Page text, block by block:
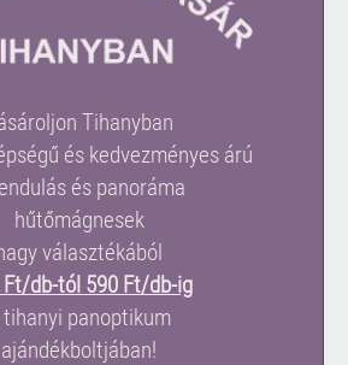
Tihanyban
és kedvezményes árú
és panoráma
hűtőmágnesek
választékából
Ft/db-tól 590 Ft/db-ig
tihanyi panoptikum
ajándékboltjában!